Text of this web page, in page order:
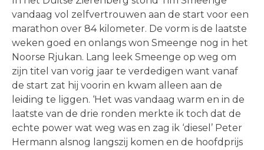
vandaag vol zelfvertrouwen aan de start voor een
marathon over 84 kilometer. De vorm is de laatste
weken goed en onlangs won Smeenge nog in het
Noorse Rjukan. Lang leek Smeenge op weg om
zijn titel van vorig jaar te verdedigen want vanaf
de start zat hij voorin en kwam alleen aan de
leiding te liggen. ‘Het was vandaag warm en in de
laatste van de drie ronden merkte ik toch dat de
echte power wat weg was en zag ik ‘diesel’ Peter
Hermann alsnog langszij komen en de hoofdprijs